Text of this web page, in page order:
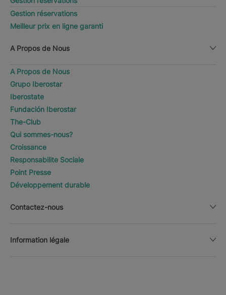
Gestion réservations
Meilleur prix en ligne garanti
A Propos de Nous
A Propos de Nous
Grupo Iberostar
Iberostate
Fundación Iberostar
The-Club
Qui sommes-nous?
Croissance
Responsabilite Sociale
Point Presse
Développement durable
Contactez-nous
Information légale